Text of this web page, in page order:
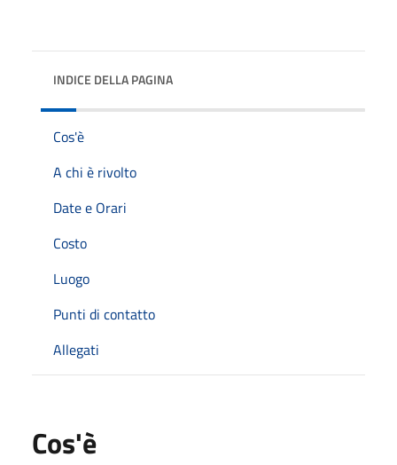
INDICE DELLA PAGINA
Cos'è
A chi è rivolto
Date e Orari
Costo
Luogo
Punti di contatto
Allegati
Cos'è